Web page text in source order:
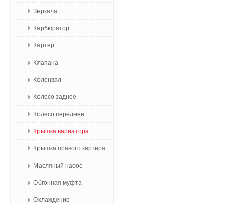
Зеркала
Карбюратор
Картер
Клапана
Коленвал
Колесо заднее
Колесо переднее
Крышка вариатора
Крышка правого картера
Масляный насос
Обгонная муфта
Охлаждение